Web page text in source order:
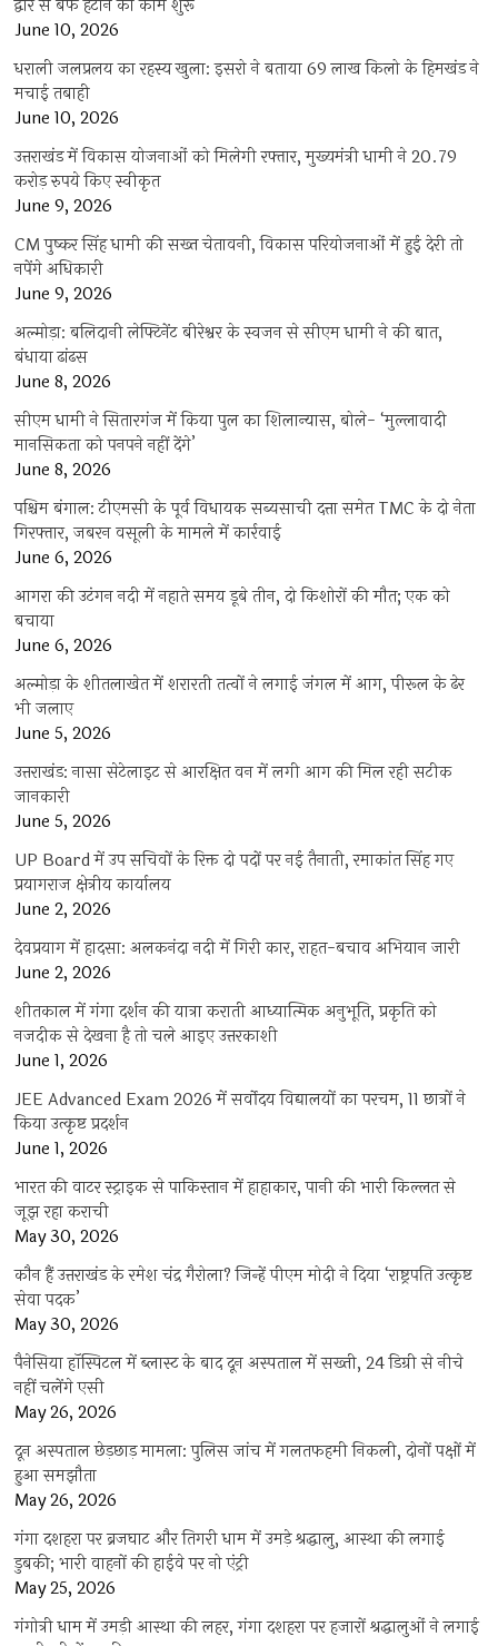
द्वार से बर्फ हटाने का काम शुरू
June 10, 2026
धराली जलप्रलय का रहस्य खुला: इसरो ने बताया 69 लाख किलो के हिमखंड ने
मचाई तबाही
June 10, 2026
उत्तराखंड में विकास योजनाओं को मिलेगी रफ्तार, मुख्यमंत्री धामी ने 20.79
करोड़ रुपये किए स्वीकृत
June 9, 2026
CM पुष्कर सिंह धामी की सख्त चेतावनी, विकास परियोजनाओं में हुई देरी तो
नपेंगे अधिकारी
June 9, 2026
अल्मोड़ा: बलिदानी लेफ्टिनेंट बीरेश्वर के स्वजन से सीएम धामी ने की बात,
बंधाया ढांढस
June 8, 2026
सीएम धामी ने सितारगंज में किया पुल का शिलान्यास, बोले- ‘मुल्लावादी
मानसिकता को पनपने नहीं देंगे’
June 8, 2026
पश्चिम बंगाल: टीएमसी के पूर्व विधायक सब्यसाची दत्ता समेत TMC के दो नेता
गिरफ्तार, जबरन वसूली के मामले में कार्रवाई
June 6, 2026
आगरा की उटंगन नदी में नहाते समय डूबे तीन, दो किशोरों की मौत; एक को
बचाया
June 6, 2026
अल्मोड़ा के शीतलाखेत में शरारती तत्वों ने लगाई जंगल में आग, पीरूल के ढेर
भी जलाए
June 5, 2026
उत्तराखंड: नासा सेटेलाइट से आरक्षित वन में लगी आग की मिल रही सटीक
जानकारी
June 5, 2026
UP Board में उप सचिवों के रिक्त दो पदों पर नई तैनाती, रमाकांत सिंह गए
प्रयागराज क्षेत्रीय कार्यालय
June 2, 2026
देवप्रयाग में हादसा: अलकनंदा नदी में गिरी कार, राहत-बचाव अभियान जारी
June 2, 2026
शीतकाल में गंगा दर्शन की यात्रा कराती आध्यात्मिक अनुभूति, प्रकृति को
नजदीक से देखना है तो चले आइए उत्तरकाशी
June 1, 2026
JEE Advanced Exam 2026 में सर्वोदय विद्यालयों का परचम, 11 छात्रों ने
किया उत्कृष्ट प्रदर्शन
June 1, 2026
भारत की वाटर स्ट्राइक से पाकिस्तान में हाहाकार, पानी की भारी किल्लत से
जूझ रहा कराची
May 30, 2026
कौन हैं उत्तराखंड के रमेश चंद्र गैरोला? जिन्हें पीएम मोदी ने दिया ‘राष्ट्रपति उत्कृष्ट
सेवा पदक’
May 30, 2026
पैनेसिया हॉस्पिटल में ब्लास्ट के बाद दून अस्पताल में सख्ती, 24 डिग्री से नीचे
नहीं चलेंगे एसी
May 26, 2026
दून अस्पताल छेड़छाड़ मामला: पुलिस जांच में गलतफहमी निकली, दोनों पक्षों में
हुआ समझौता
May 26, 2026
गंगा दशहरा पर ब्रजघाट और तिगरी धाम में उमड़े श्रद्धालु, आस्था की लगाई
डुबकी; भारी वाहनों की हाईवे पर नो एंट्री
May 25, 2026
गंगोत्री धाम में उमड़ी आस्था की लहर, गंगा दशहरा पर हजारों श्रद्धालुओं ने लगाई